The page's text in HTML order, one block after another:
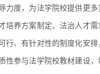
力度，为法学院校提供更
培养方案制定、法治人才
行、有针对性的制度化安
性参与法学院校教材建设